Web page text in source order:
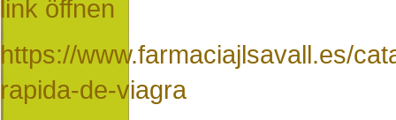
link öffnen
https://www.farmaciajlsavall.es/
rapida-de-viagra